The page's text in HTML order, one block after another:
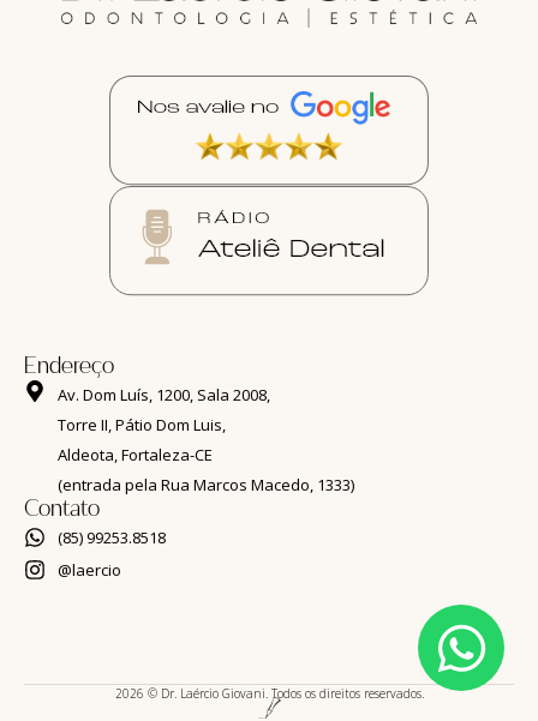
Endereço
Av. Dom Luís, 1200, Sala 2008,
Torre II, Pátio Dom Luis,
Aldeota, Fortaleza-CE
(entrada pela Rua Marcos Macedo, 1333)
Contato
(85) 99253.8518
@laercio
2026 © Dr. Laércio Giovani. Todos os direitos reservados.